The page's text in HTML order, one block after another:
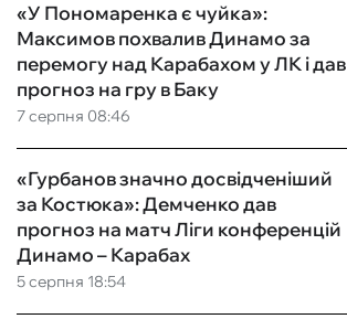
7 серпня 08:46
«У Пономаренка є чуйка»:
Максимов похвалив Динамо за
перемогу над Карабахом у ЛК і дав
прогноз на гру в Баку
5 серпня 18:54
«Гурбанов значно досвідченіший
за Костюка»: Демченко дав
прогноз на матч Ліги конференцій
Динамо – Карабах